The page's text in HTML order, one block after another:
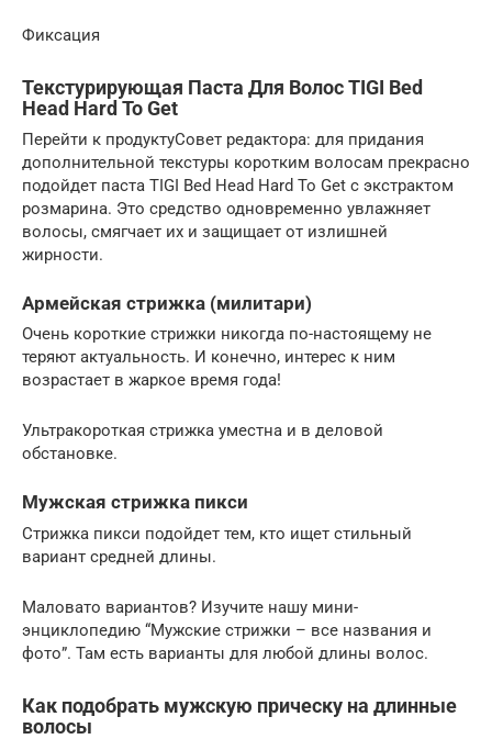
Фиксация
Текстурирующая Паста Для Волос TIGI Bed
Head Hard To Get
Перейти к продуктуСовет редактора: для придания
дополнительной текстуры коротким волосам прекрасно
подойдет паста TIGI Bed Head Hard To Get с экстрактом
розмарина. Это средство одновременно увлажняет
волосы, смягчает их и защищает от излишней
жирности.
Армейская стрижка (милитари)
Очень короткие стрижки никогда по-настоящему не
теряют актуальность. И конечно, интерес к ним
возрастает в жаркое время года!
Ультракороткая стрижка уместна и в деловой
обстановке.
Мужская стрижка пикси
Стрижка пикси подойдет тем, кто ищет стильный
вариант средней длины.
Маловато вариантов? Изучите нашу мини-
энциклопедию “Мужские стрижки – все названия и
фото”. Там есть варианты для любой длины волос.
Как подобрать мужскую прическу на длинные
волосы